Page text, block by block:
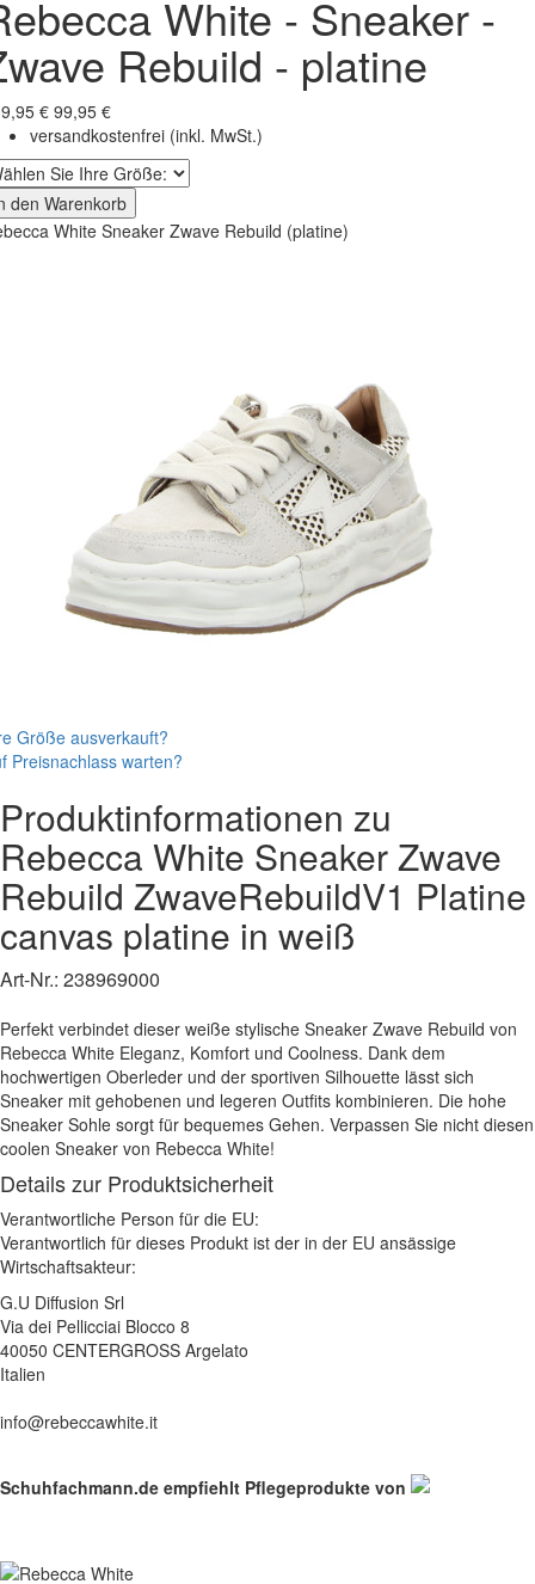
White - Sneaker -
Rebuild - platine
€ 99,95 €
versandkostenfrei (inkl. MwSt.)
den Warenkorb
White Sneaker Zwave Rebuild (platine)
Größe ausverkauft?
Preisnachlass warten?
Produktinformationen zu
Rebecca White SneakerZwave
Rebuild ZwaveRebuildV1 Platine
canvas platine in weiß
Art-Nr.: 238969000
Perfekt verbindet dieser weiße stylische Sneaker Zwave Rebuild von
Rebecca White Eleganz, Komfort und Coolness. Dank dem
hochwertigen Oberleder und der sportiven Silhouette lässt sich
Sneaker mit gehobenen und legeren Outfits kombinieren. Die hohe
Sneaker Sohle sorgt für bequemes Gehen. Verpassen Sie nicht diesen
coolen Sneaker von Rebecca White!
Details zur Produktsicherheit
Verantwortliche Person für die EU:
Verantwortlich für dieses Produkt ist der in der EU ansässige
Wirtschaftsakteur:
G.U Diffusion Srl
Via dei Pellicciai Blocco 8
40050 CENTERGROSS Argelato
Italien
info@rebeccawhite.it
Schuhfachmann.de empfiehlt Pflegeprodukte von